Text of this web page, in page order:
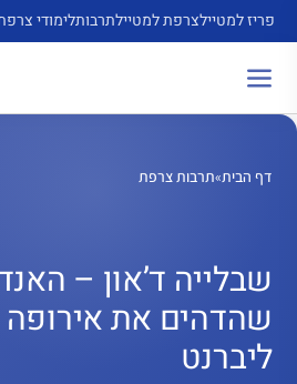
לדלג
לתוכן
פריז למטיילצרפת למטיילתרבותלימודי
דף הבית»תרבות צרפת
שבלייה ד’און –
שהדהים את
ליברנט